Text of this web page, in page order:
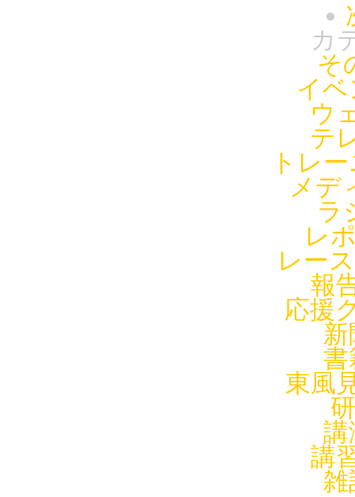
カ
そ
イ
ウ
テ
トレ
メデ
ラ
レ
レー
報
応援
新
書
東風
講
講
雑